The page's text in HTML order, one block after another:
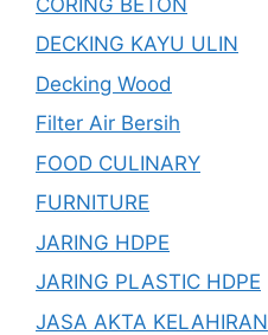
DECKING KAYU ULIN
Decking Wood
Filter Air Bersih
FOOD CULINARY
FURNITURE
JARING HDPE
JARING PLASTIC HDPE
JASA AKTA KELAHIRAN